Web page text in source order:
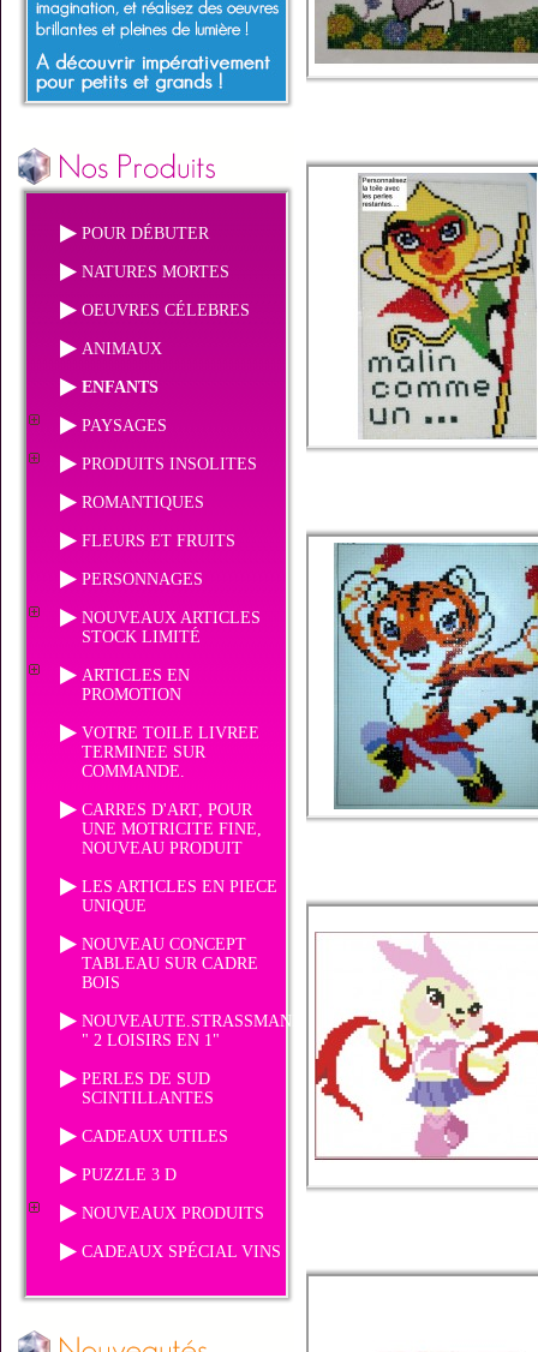
POUR DÉBUTER
NATURES MORTES
OEUVRES CÉLEBRES
ANIMAUX
ENFANTS
PAYSAGES
PRODUITS INSOLITES
ROMANTIQUES
FLEURS ET FRUITS
PERSONNAGES
NOUVEAUX ARTICLES
STOCK LIMITÉ
ARTICLES EN
PROMOTION
VOTRE TOILE LIVREE
TERMINEE SUR
COMMANDE.
CARRES D'ART, POUR
UNE MOTRICITE FINE,
NOUVEAU PRODUIT
LES ARTICLES EN PIECE
UNIQUE
NOUVEAU CONCEPT
TABLEAU SUR CADRE
BOIS
NOUVEAUTE.STRASSMANIA
" 2 LOISIRS EN 1"
PERLES DE SUD
SCINTILLANTES
CADEAUX UTILES
PUZZLE 3 D
NOUVEAUX PRODUITS
CADEAUX SPÉCIAL VINS